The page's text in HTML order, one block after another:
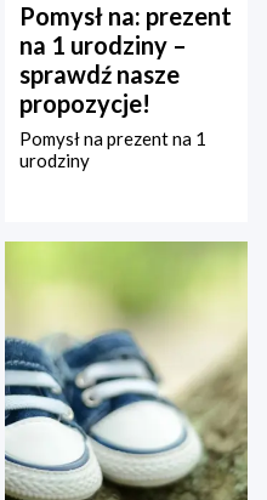
Pomysł na: prezent
na 1 urodziny –
sprawdź nasze
propozycje!
Pomysł na prezent na 1
urodziny